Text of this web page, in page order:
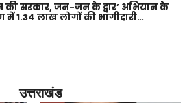
सरकार, जन-जन के द्वार’ अभियान के
में 1.34 लाख लोगों की भागीदारी…
उत्तराखंड